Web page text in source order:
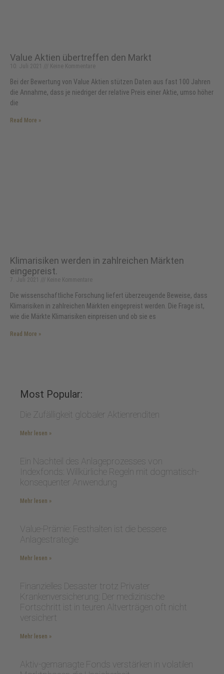
Value Aktien übertreffen den Markt
10. Juli 2021 Keine Kommentare
Bei der Bewertung von Value Aktien stützen Daten aus fast 100 Jahren
die Annahme, dass je niedriger der relative Preis einer Aktie, umso höher
die
Read More »
Klimarisiken werden in zahlreichen Märkten
eingepreist.
7. Juli 2021 Keine Kommentare
Die wissenschaftliche Forschung liefert überzeugende Beweise, dass
Klimarisiken in zahlreichen Märkten eingepreist werden. Die Frage ist,
wie die Märkte Klimarisiken einpreisen und ob sie es
Read More »
Most Popular:
Die Zufälligkeit globaler Aktienrenditen
Mehr lesen »
Ein Nachteil des Anlageprozesses von
Indexfonds: Willkürliche Regeln mit dogmatisch-
konsequenter Anwendung
Mehr lesen »
Value-Prämie: Festhalten ist die bessere
Anlagestrategie
Mehr lesen »
Finanzielles Desaster trotz Privater
Krankenversicherung: Der medizinische
Fortschritt ist in teuren Altverträgen oft nicht
versichert
Mehr lesen »
Aktiv-gemanagte Fonds verstärken in volatilen